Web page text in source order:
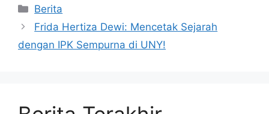
Kategori
Berita
Frida Hertiza Dewi: Mencetak Sejarah
dengan IPK Sempurna di UNY!